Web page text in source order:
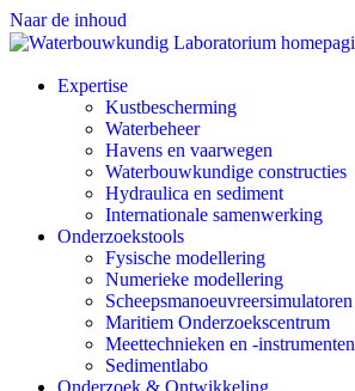
Naar de inhoud
Expertise
Kustbescherming
Waterbeheer
Havens en vaarwegen
Waterbouwkundige constructies
Hydraulica en sediment
Internationale samenwerking
Onderzoekstools
Fysische modellering
Numerieke modellering
Scheepsmanoeuvreersimulatoren
Maritiem Onderzoekscentrum
Meettechnieken en -instrumenten
Sedimentlabo
Onderzoek & Ontwikkeling